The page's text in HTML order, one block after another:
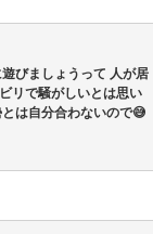
びましょうって 人が居
リで騒がしいとは思い
とは自分合わないので😅